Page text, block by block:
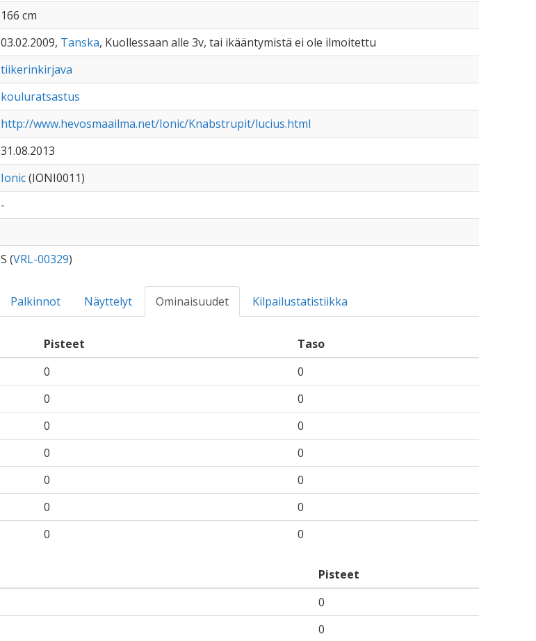
166 cm
03.02.2009, Tanska, Kuollessaan alle 3v, tai ikääntymistä ei ole ilmoitettu
tiikerinkirjava
kouluratsastus
http://www.hevosmaailma.net/Ionic/Knabstrupit/lucius.html
31.08.2013
Ionic(IONI0011)
-
S (VRL-00329)
Palkinnot Näyttelyt Ominaisuudet Kilpailustatistiikka
Pisteet
Taso
0
0
0
0
0
0
0
0
0
0
0
0
0 0
Pisteet
0
0